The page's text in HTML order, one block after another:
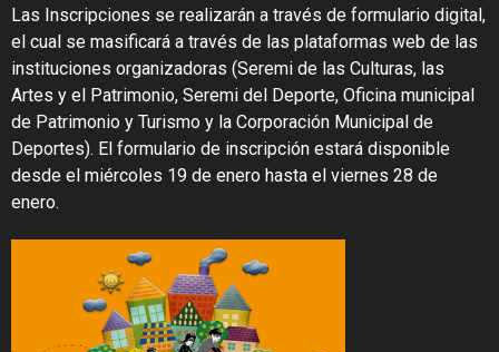
Las Inscripciones se realizarán a través de formulario digital,
el cual se masificará a través de las plataformas web de las
instituciones organizadoras (Seremi de las Culturas, las
Artes y el Patrimonio, Seremi del Deporte, Oficina municipal
de Patrimonio y Turismo y la Corporación Municipal de
Deportes). El formulario de inscripción estará disponible
desde el miércoles 19 de enero hasta el viernes 28 de
enero.